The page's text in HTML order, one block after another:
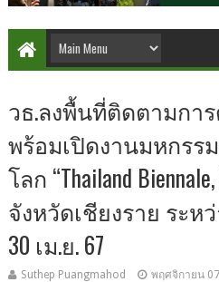
วธ.ลงพื้นที่ติดตามกา
พร้อมเปิดงานมหกรร
โลก “Thailand
จังหวัดเชียงราย ระห
30 เม.ย. 67
Suthep Puangmahod พฤศจิกายน